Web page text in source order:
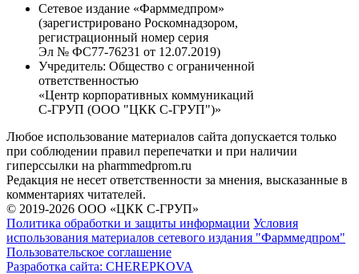
Сетевое издание «Фарммедпром»
(зарегистрировано Роскомнадзором,
регистрационный номер серия
Эл № ФС77-76231 от 12.07.2019)
Учредитель: Общество с ограниченной
ответственностью
«Центр корпоративных коммуникаций
С-ГРУП (ООО "ЦКК С-ГРУП")»
Любое использование материалов сайта допускается только
при соблюдении правил перепечатки и при наличии
гиперссылки на pharmmedprom.ru
Редакция не несет ответственности за мнения, высказанные в
комментариях читателей.
© 2019-2026 ООО «ЦКК С-ГРУП»
Политика обработки и защиты информации Условия
использования материалов сетевого издания "Фарммедпром"
Пользовательское соглашение
Разработка сайта: CHEREPKOVA